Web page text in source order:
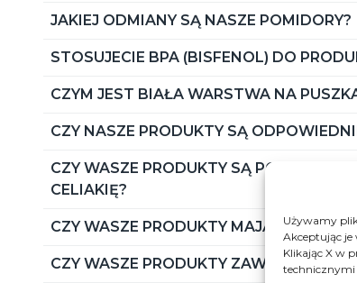
Używamy
Akceptując
Klikając X w
technicznymi
JAKIEJ ODMIANY SĄ NASZE POMIDORY?
STOSUJECIE BPA (BISFENOL) DO
CZYM JEST BIAŁA WARSTWA NA
CZY NASZE PRODUKTY SĄ
CZY WASZE PRODUKTY SĄ
CELIAKIĘ?
CZY WASZE PRODUKTY MAJĄ
CZY WASZE PRODUKTY ZAWIERAJĄ